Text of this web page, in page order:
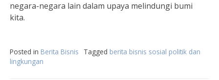
negara-negara lain dalam upaya melindungi bumi
kita.
Posted in Berita Bisnis Tagged berita bisnis sosial politik dan
lingkungan